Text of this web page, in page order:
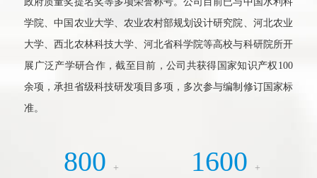
学院、中国农业大学、农业农村部规划设计研究院、河北农业
大学、西北农林科技大学、河北省科学院等高校与科研院所开
展广泛产学研合作，截至目前，公司共获得国家知识产权100
余项，承担省级科技研发项目多项，多次参与编制修订国家标
准。
800 + 1600 +